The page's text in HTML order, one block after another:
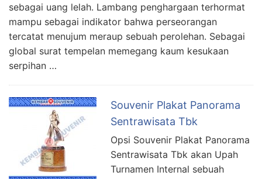
sebagai uang lelah. Lambang penghargaan terhormat
mampu sebagai indikator bahwa perseorangan
tercatat menujum meraup sebuah perolehan. Sebagai
global surat tempelan memegang kaum kesukaan
serpihan …
Souvenir Plakat Panorama
Sentrawisata Tbk
Opsi Souvenir Plakat Panorama
Sentrawisata Tbk akan Upah
Turnamen Internal sebuah